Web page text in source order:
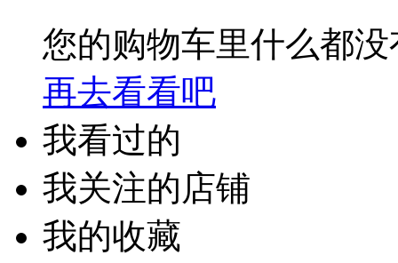
您的购物车里什么都没
再去看看吧
我看过的
我关注的店铺
我的收藏